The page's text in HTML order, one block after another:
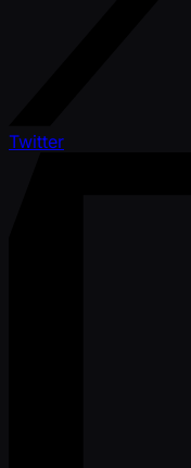
Twitter